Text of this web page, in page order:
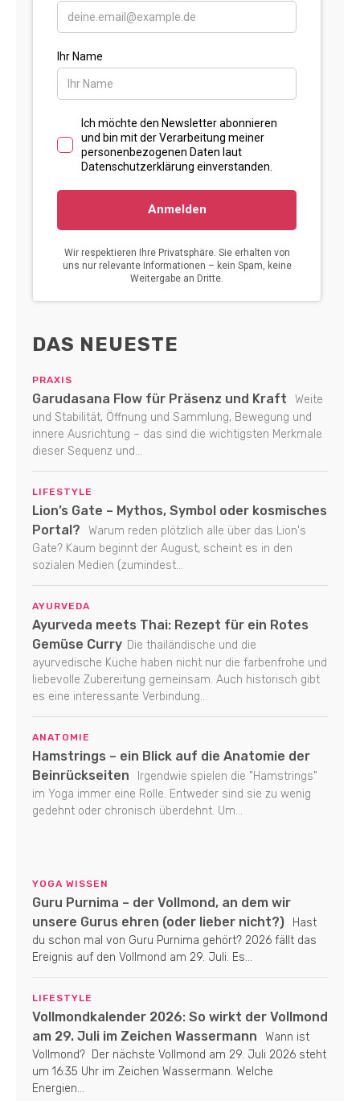
DAS NEUESTE
PRAXIS
Garudasana Flow für Präsenz und Kraft
Weite
und Stabilität, Öffnung und Sammlung, Bewegung und
innere Ausrichtung – das sind die wichtigsten Merkmale
dieser Sequenz und...
LIFESTYLE
Lion’s Gate – Mythos, Symbol oder kosmisches
Portal?
Warum reden plötzlich alle über das Lion's
Gate? Kaum beginnt der August, scheint es in den
sozialen Medien (zumindest...
AYURVEDA
Ayurveda meets Thai: Rezept für ein Rotes
Gemüse Curry Die thailändische und die
ayurvedische Küche haben nicht nur die farbenfrohe und
liebevolle Zubereitung gemeinsam. Auch historisch gibt
es eine interessante Verbindung...
ANATOMIE
Hamstrings – ein Blick auf die Anatomie der
Beinrückseiten
Irgendwie spielen die "Hamstrings"
im Yoga immer eine Rolle. Entweder sind sie zu wenig
gedehnt oder chronisch überdehnt. Um...
YOGA WISSEN
Guru Purnima – der Vollmond, an dem wir
unsere Gurus ehren (oder lieber nicht?)
Hast
du schon mal von Guru Purnima gehört? 2026 fällt das
Ereignis auf den Vollmond am 29. Juli. Es...
LIFESTYLE
Vollmondkalender 2026: So wirkt der Vollmond
am 29. Juli im Zeichen Wassermann
Wann ist
Vollmond? Der nächste Vollmond am 29. Juli 2026 steht
um 16:35 Uhr im Zeichen Wassermann. Welche
Energien...